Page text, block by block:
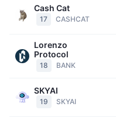
Календарь ICO
Cash Cat
17 CASHCAT
Lorenzo
Protocol
18 BANK
SKYAI
19 SKYAI